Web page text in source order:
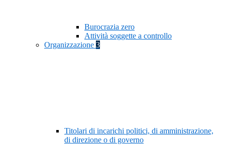
Burocrazia zero
Attività soggette a controllo
Organizzazione 3
Titolari di incarichi politici, di amministrazione,
di direzione o di governo